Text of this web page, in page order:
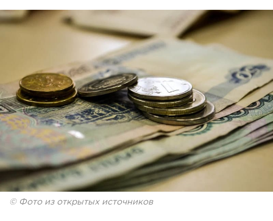
© Фото из открытых источников